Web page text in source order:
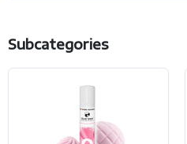
Subcategories